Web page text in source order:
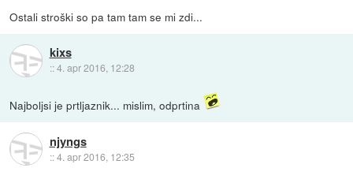
Ostali stroški so pa tam tam se mi zdi...
kixs
::4. apr 2016, 12:28
Najboljsi je prtljaznik... mislim, odprtina
njyngs
::4. apr 2016, 12:35